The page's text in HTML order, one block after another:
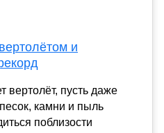
и
вертолёт, пусть даже
камни и пыль
поблизости